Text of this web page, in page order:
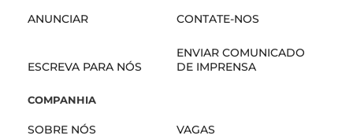
ANUNCIAR CONTATE-NOS
ESCREVA PARA NÓS
ENVIAR COMUNICADO
DE IMPRENSA
COMPANHIA
SOBRE NÓS VAGAS